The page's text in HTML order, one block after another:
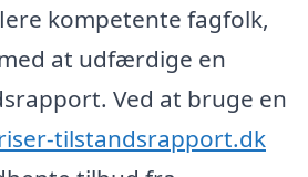
kompetente fagfolk,
at udfærdige en
Ved at bruge en
tilstandsrapport.dk